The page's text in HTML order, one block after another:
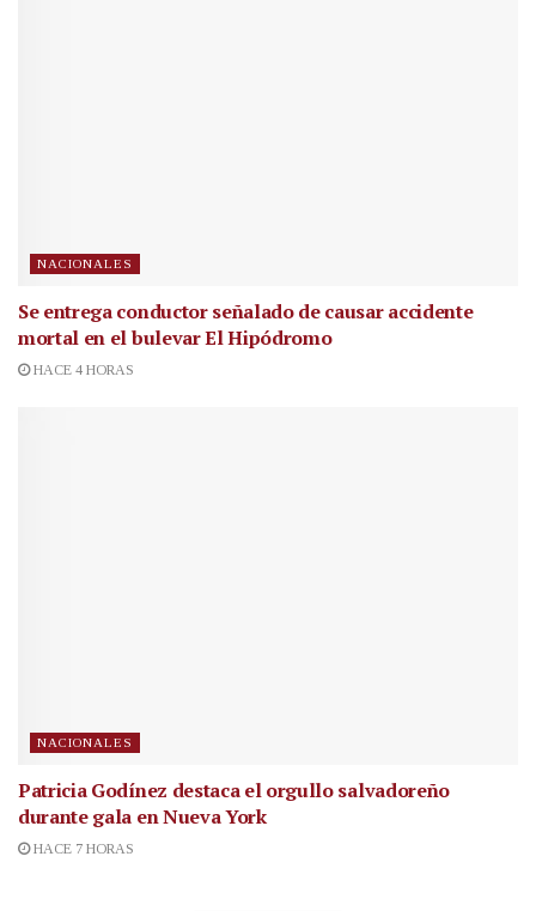
NACIONALES
Se entrega conductor señalado de causar accidente
mortal en el bulevar El Hipódromo
HACE 4 HORAS
NACIONALES
Patricia Godínez destaca el orgullo salvadoreño
durante gala en Nueva York
HACE 7 HORAS